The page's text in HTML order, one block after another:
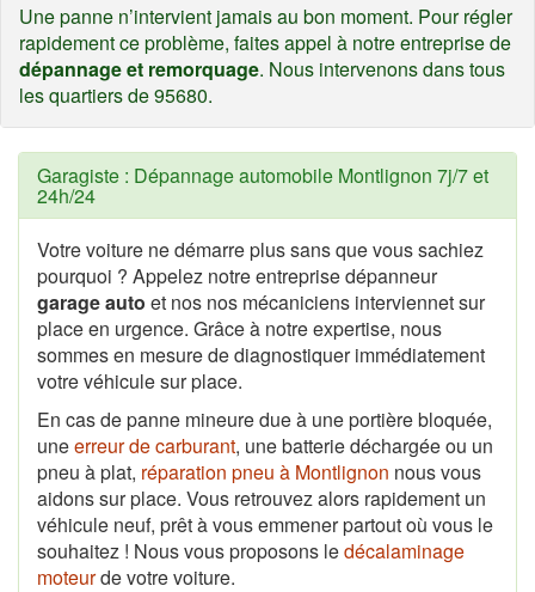
Une panne n’intervient jamais au bon moment. Pour régler
rapidement ce problème, faites appel à notre entreprise de
dépannage et remorquage. Nous intervenons dans tous
les quartiers de 95680.
Garagiste : Dépannage automobile Montlignon 7j/7 et
24h/24
Votre voiture ne démarre plus sans que vous sachiez
pourquoi ? Appelez notre entreprise dépanneur
garage auto et nos nos mécaniciens interviennet sur
place en urgence. Grâce à notre expertise, nous
sommes en mesure de diagnostiquer immédiatement
votre véhicule sur place.
En cas de panne mineure due à une portière bloquée,
uneerreur de carburant, une batterie déchargée ou un
pneu à plat, réparation pneu à Montlignon nous vous
aidons sur place. Vous retrouvez alors rapidement un
véhicule neuf, prêt à vous emmener partout où vous le
souhaitez ! Nous vous proposons ledécalaminage
moteurde votre voiture.